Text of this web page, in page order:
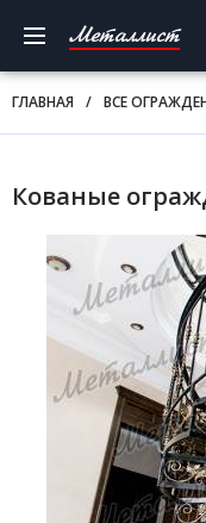
Металлист
ГЛАВНАЯ / ВСЕ
Кованые